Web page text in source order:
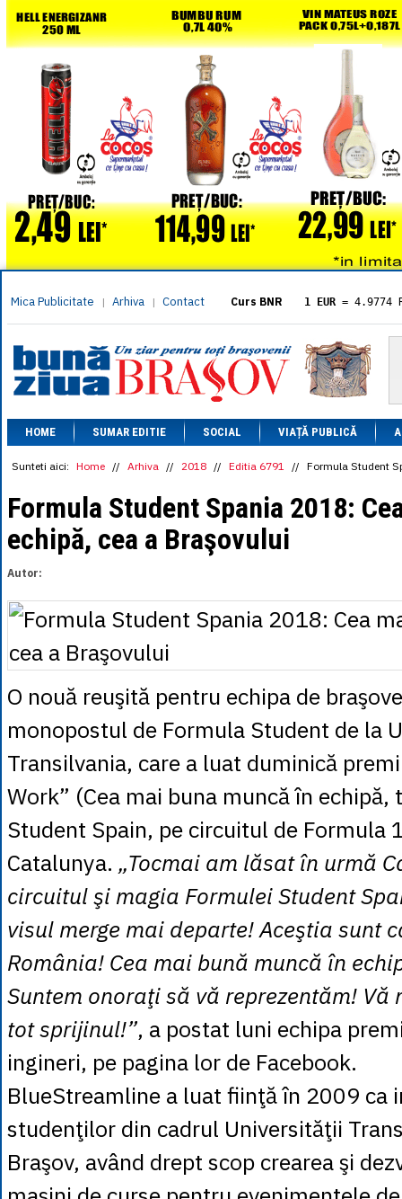
Mica Publicitate | Arhiva | Contact Curs BNR 1 EUR = 4.9774
= 5.8304
1 XAU= 464.4611
1 AED= 1.1933
1 AUD= 2.7957
1 BGN= 2.5449
1 CAD= 3.1559
1 CHF= 5.2813
1 CNY= 0.6015
1 DKK = 0.6668
1 EGP= 0.0860
1 MXN
= 0.2227
1 NOK= 0.4191
1 RSD= 0.0425
1 RUB = 0.0530
1 SEK= 0.4526
1 TRY
= 0.1141
1 UAH = 0.1048
1 XDR = 5.9383
1 ZAR= 0.2318
HOME SUMAR EDITIE SOCIAL VIAȚĂ PUBLICĂ
Sunteti aici: Home // Arhiva // 2018 // Editia 6791 // Formula Student
Formula Student Spania 2018:
echipă, cea a Braşovului
Autor:
O nouă reuşită pentru echipa de
monopostul de Formula Student de la
Transilvania, care a luat duminică
Work” (Cea mai buna muncă în echipă,
Student Spain, pe circuitul de Formula
Catalunya. „Tocmai am lăsat în urmă
circuitul şi magia Formulei Student
visul merge mai departe! Aceştia sunt
România! Cea mai bună muncă în
Suntem onoraţi să vă reprezentăm! Vă
tot sprijinul!”, a postat luni echipa
ingineri, pe pagina lor de Facebook.
BlueStreamline a luat fiinţă în 2009 ca
studenţilor din cadrul Universităţii
Braşov, având drept scop crearea şi